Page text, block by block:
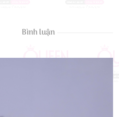
Bình luận